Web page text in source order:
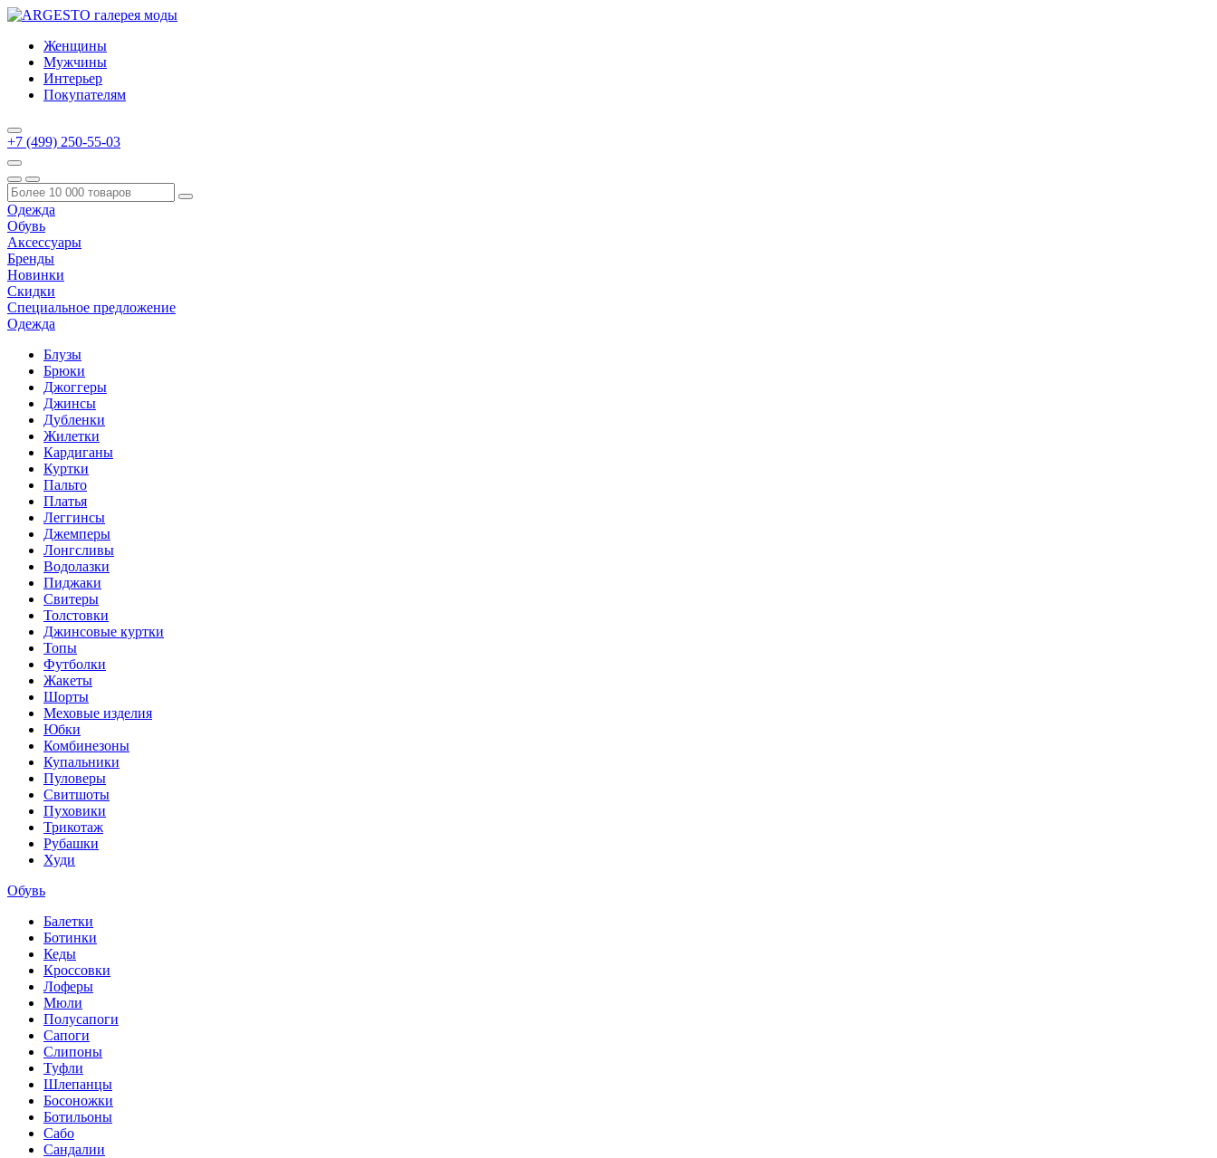
Женщины
Мужчины
Интерьер
Покупателям
+7 (499) 250-55-03
Одежда
Обувь
Аксессуары
Бренды
Новинки
Скидки
Специальное предложение
Одежда
Блузы
Брюки
Джоггеры
Джинсы
Дубленки
Жилетки
Кардиганы
Куртки
Пальто
Платья
Леггинсы
Джемперы
Лонгсливы
Водолазки
Пиджаки
Свитеры
Толстовки
Джинсовые куртки
Топы
Футболки
Жакеты
Шорты
Меховые изделия
Юбки
Комбинезоны
Купальники
Пуловеры
Свитшоты
Пуховики
Трикотаж
Рубашки
Худи
Обувь
Балетки
Ботинки
Кеды
Кроссовки
Лоферы
Мюли
Полусапоги
Сапоги
Слипоны
Туфли
Шлепанцы
Босоножки
Ботильоны
Сабо
Сандалии